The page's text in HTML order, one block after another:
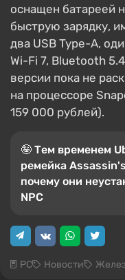
оснащен батареей
быструю зарядку,
два USB Type-A,
Wi-Fi 7, Bluetooth
версии пока не
на процессоре
159 000 рублей).
🤪 Тем временем
ремейка
почему они
NPC
PC Новости